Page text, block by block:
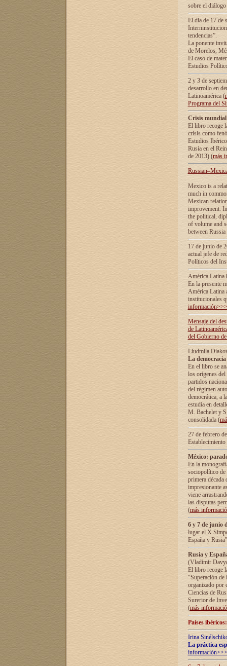
sobre el
El dia de 17 de
tendencias”.
La ponente
de Morelos,
El caso de
Estudios
2 y 3 de
desarrollo en
Latinoamérica (
Programa del
Crisis
El libro recoge
crisis como
Estudios
Rusia en el
de 2013) (más
Mexico is a
much in
Mexican
improvement.
the political,
of volume and
between
17 de junio de
actual jefe de
Políticos del
América Latina
En la presente
América Latina
institucionales
información>>>
Mensaje del
de
del Gobierno
Liudmila
La
En el libro se
los orígenes
partidos
del régimen
democrática, а
estudia en
М. Bachelet у
consolidada (
27 de febrero
México:
En la
sociopolítico de
primera década
impresionante
viene
las disputas
(más
6 y 7 de junio
lugar el X
España y
Rusia y
(Vladímir
El libro recoge
“Superación
organizado por
Ciencias de
Surerior de
(más
Países
Irina
La práctica
información>>>